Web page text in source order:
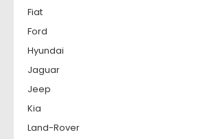
Fiat
Ford
Hyundai
Jaguar
Jeep
Kia
Land-Rover